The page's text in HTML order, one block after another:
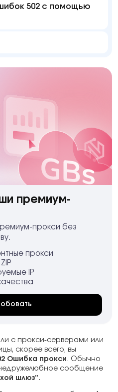
502 с помощью
премиум-
прокси без
прокси
IP
с прокси-серверами или
скорее всего, вы
Ошибка прокси . Обычно
недружелюбное сообщение
шлюз” .